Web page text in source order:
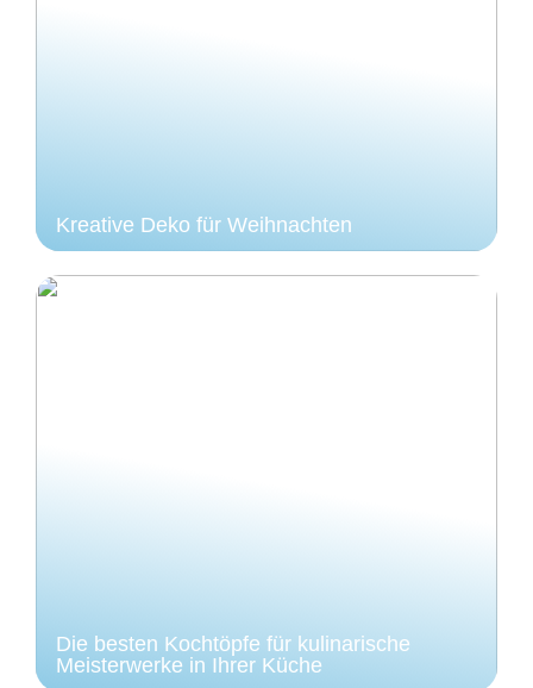
Kreative Deko für Weihnachten
Die besten Kochtöpfe für kulinarische
Meisterwerke in Ihrer Küche